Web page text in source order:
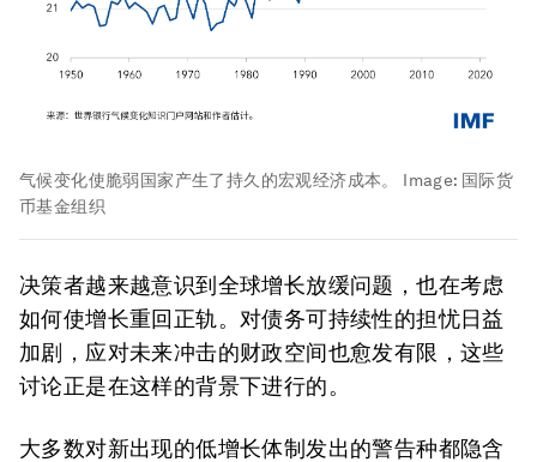
气候变化使脆弱国家产生了持久的宏观经济成本。 Image: 国际货
币基金组织
决策者越来越意识到全球增长放缓问题，也在考虑
如何使增长重回正轨。对债务可持续性的担忧日益
加剧，应对未来冲击的财政空间也愈发有限，这些
讨论正是在这样的背景下进行的。
大多数对新出现的低增长体制发出的警告种都隐含